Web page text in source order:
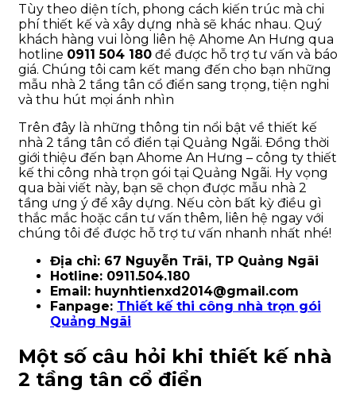
Tùy theo diện tích, phong cách kiến trúc mà chi
phí thiết kế và xây dựng nhà sẽ khác nhau. Quý
khách hàng vui lòng liên hệ Ahome An Hưng qua
hotline 0911 504 180 để được hỗ trợ tư vấn và báo
giá. Chúng tôi cam kết mang đến cho bạn những
mẫu nhà 2 tầng tân cổ điển sang trọng, tiện nghi
và thu hút mọi ánh nhìn
Trên đây là những thông tin nổi bật về thiết kế
nhà 2 tầng tân cổ điển tại Quảng Ngãi. Đồng thời
giới thiệu đến bạn Ahome An Hưng – công ty thiết
kế thi công nhà trọn gói tại Quảng Ngãi. Hy vọng
qua bài viết này, bạn sẽ chọn được mẫu nhà 2
tầng ưng ý để xây dựng. Nếu còn bất kỳ điều gì
thắc mắc hoặc cần tư vấn thêm, liên hệ ngay với
chúng tôi để được hỗ trợ tư vấn nhanh nhất nhé!
Địa chỉ: 67 Nguyễn Trãi, TP Quảng Ngãi
Hotline: 0911.504.180
Email: huynhtienxd2014@gmail.com
Fanpage: Thiết kế thi công nhà trọn gói
Quảng Ngãi
Một số câu hỏi khi thiết kế nhà
2 tầng tân cổ điển